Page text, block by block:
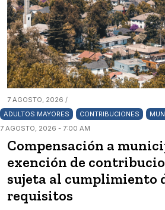
7 AGOSTO, 2026 /
ADULTOS MAYORES
CONTRIBUCIONES
7 AGOSTO, 2026 - 7:00 AM
Compensación a
exención de
sujeta al cumplimiento
requisitos